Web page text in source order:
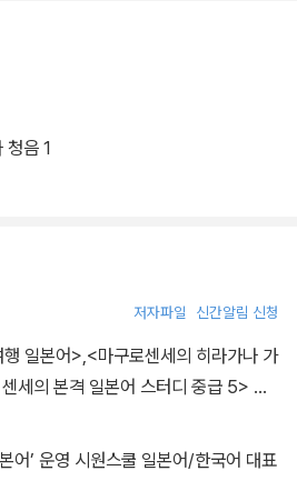
음 1
저자파일 신간알림 신청
일본어>,<마구로센세의 히라가나 가
세의 본격 일본어 스터디 중급 5> …